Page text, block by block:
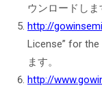
ウンロードしま
http://
License” for the
ます。
http://